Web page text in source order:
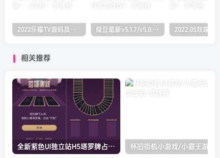
2022乐檬TV源码及搭建对接打包教程(前端+后端）（亲测） 绿豆最新v5.1.7/v5.0.萝卜app源码前后端【java全开源免授权】
相关推荐
全新紫色UI独立站H5塔罗牌占卜系统源码